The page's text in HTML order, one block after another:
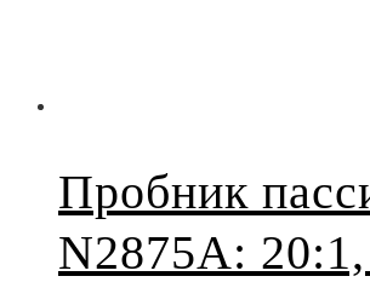
Пробник
N2875A: